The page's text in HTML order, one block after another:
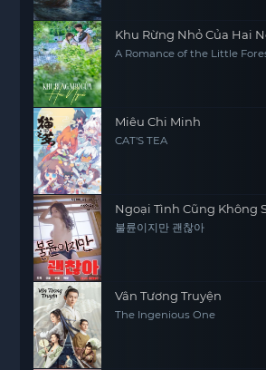
Khu Rừng Nhỏ Của Hai
A Romance of the Little
Miêu Chi Minh
CAT'S TEA
Ngoại Tình Cũng Không
불륜이지만 괜찮아
Vân Tương Truyện
The Ingenious One